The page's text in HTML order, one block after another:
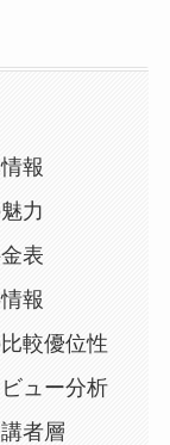
報
力
表
報
較優位性
ュー分析
者層